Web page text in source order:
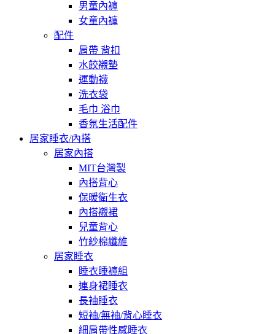
男童內褲
女童內褲
配件
肩帶 背扣
水餃襯墊
運動襪
洗衣袋
毛巾 浴巾
香氛生活配件
居家睡衣/內搭
居家內搭
MIT台灣製
內搭背心
保暖衛生衣
內搭襯裙
兒童背心
竹紗棉纖維
居家睡衣
睡衣睡褲組
連身裙睡衣
長袖睡衣
短袖/無袖/背心睡衣
細肩帶性感睡衣